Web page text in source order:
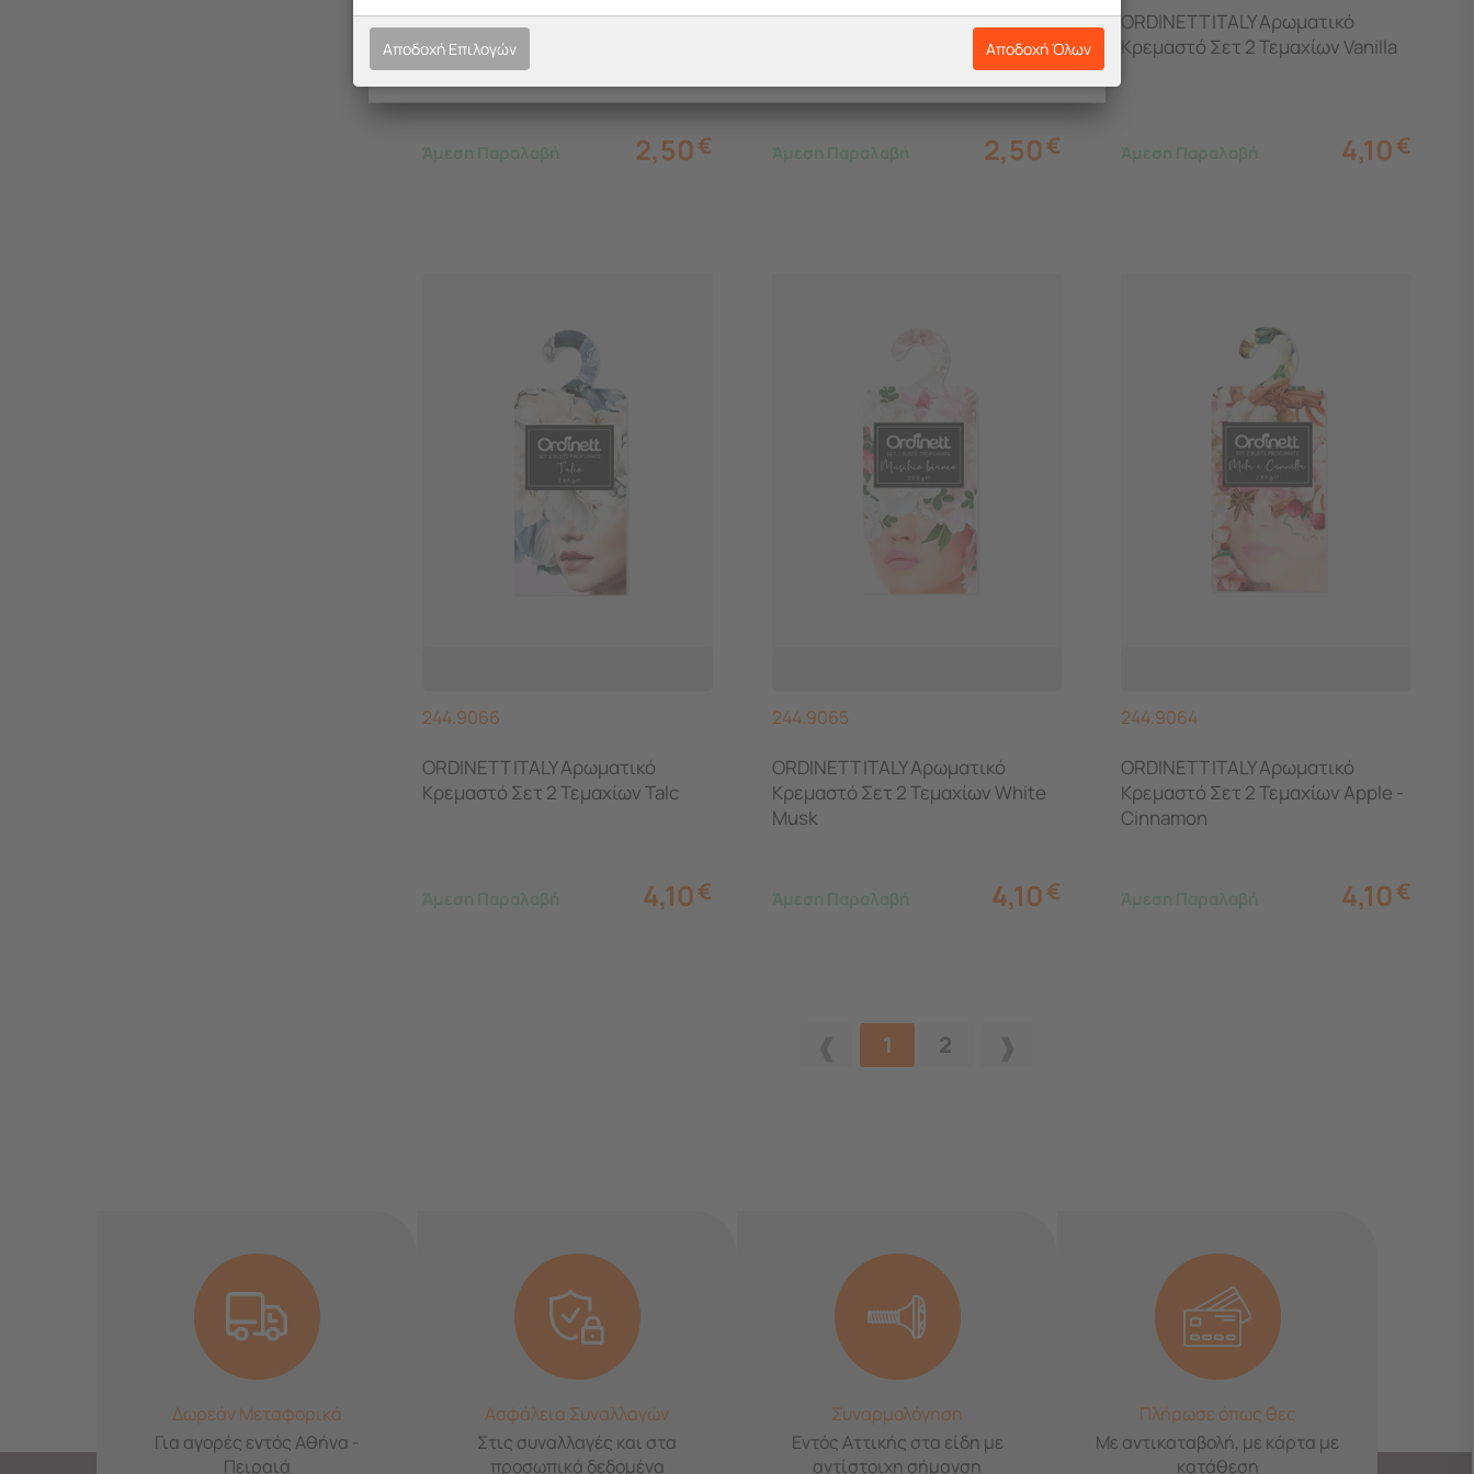
ORDINETT ITALY Αρωματικό
Κρεμαστό Berries
Άμεση Παραλαβή 2,50€
ORDINETT ITALY Αρωματικό
Κρεμαστό Cotton Flowers
Άμεση Παραλαβή 2,50€
ORDINETT ITALY Αρωματικό
Κρεμαστό Σετ 2 Τεμαχίων Vanilla
Άμεση Παραλαβή 4,10€
244.9066
ORDINETT ITALY Αρωματικό
Κρεμαστό Σετ 2 Τεμαχίων Talc
Άμεση Παραλαβή 4,10€
244.9065
ORDINETT ITALY Αρωματικό
Κρεμαστό Σετ 2 Τεμαχίων White
Musk
Άμεση Παραλαβή 4,10€
244.9064
ORDINETT ITALY Αρωματικό
Κρεμαστό Σετ 2 Τεμαχίων Apple -
Cinnamon
Άμεση Παραλαβή 4,10€
1 2
Δωρεάν Μεταφορικά
Για αγορές εντός Αθήνα -
Πειραιά
Ασφάλεια Συναλλαγών
Στις συναλλαγές και στα
προσωπικά δεδομένα
Συναρμολόγηση
Εντός Αττικής στα είδη με
αντίστοιχη σήμανση
Πλήρωσε όπως θες
Με αντικαταβολή, με κάρτα με
κατάθεση
Αποδοχή Επιλογών Αποδοχή Όλων